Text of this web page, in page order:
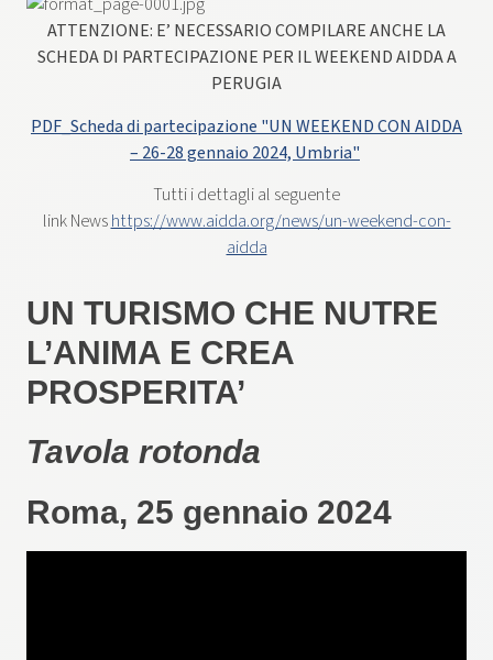
ATTENZIONE: E’ NECESSARIO COMPILARE ANCHE LA
SCHEDA DI PARTECIPAZIONE PER IL WEEKEND AIDDA A
PERUGIA
PDF_Scheda di partecipazione "UN WEEKEND CON AIDDA
– 26-28 gennaio 2024, Umbria"
Tutti i dettagli al seguente
link Newshttps://www.aidda.org/news/un-weekend-con-
aidda
UN TURISMO CHE NUTRE
L’ANIMA E CREA
PROSPERITA’
Tavola rotonda
Roma, 25 gennaio 2024